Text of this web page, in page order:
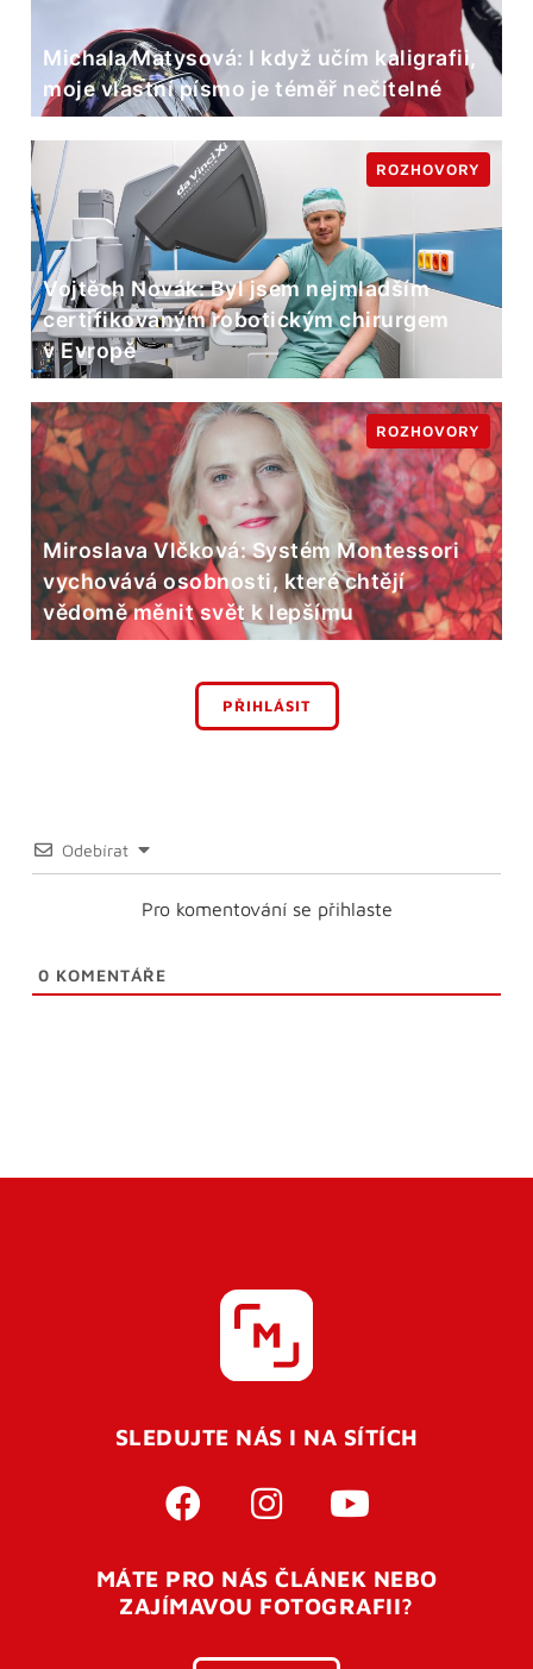
Michala Matysová: I když učím kaligrafii,
moje vlastní písmo je téměř nečitelné
Vojtěch Novák: Byl jsem nejmladším
certifikovaným robotickým chirurgem
v Evropě
ROZHOVORY
Miroslava Vlčková: Systém Montessori
vychovává osobnosti, které chtějí
vědomě měnit svět k lepšímu
ROZHOVORY
PŘIHLÁSIT
Odebírat
Pro komentování se přihlaste
0 KOMENTÁŘE
SLEDUJTE NÁS I NA SÍTÍCH
MÁTE PRO NÁS ČLÁNEK NEBO
ZAJÍMAVOU FOTOGRAFII?